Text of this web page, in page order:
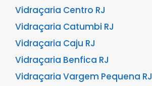
Vidraçaria Centro RJ
Vidraçaria Catumbi RJ
Vidraçaria Caju RJ
Vidraçaria Benfica RJ
Vidraçaria Vargem Pequena RJ